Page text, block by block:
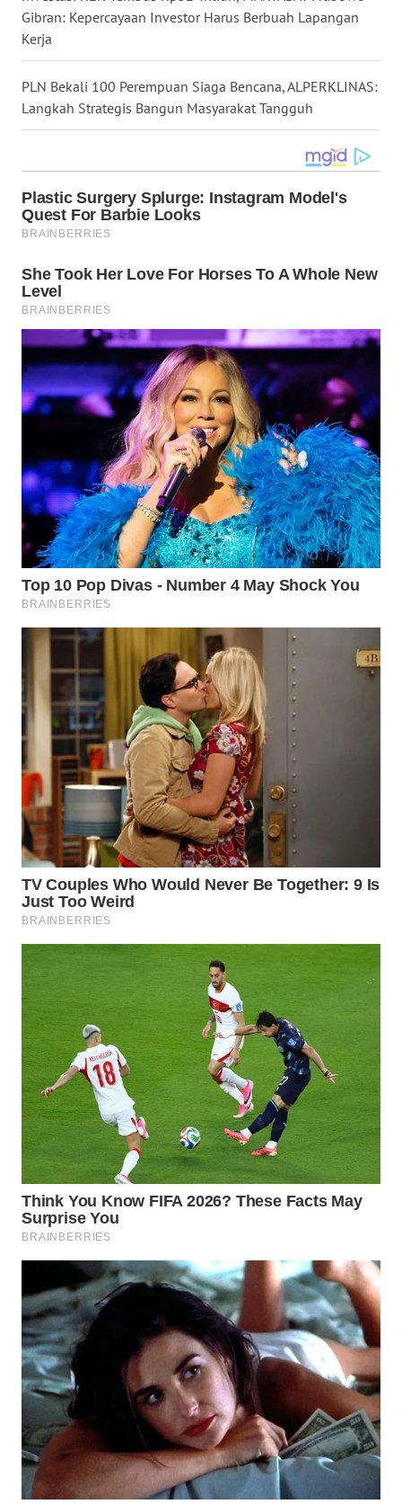
Gibran: Kepercayaan Investor Harus Berbuah Lapangan
Kerja
PLN Bekali 100 Perempuan Siaga Bencana, ALPERKLINAS:
Langkah Strategis Bangun Masyarakat Tangguh
WN
NUSANTARA
WN
JOGJA
JATIM
WN
BALI
WN
KALBAR
KALTENG
WN
KALSEL
WN
KALTIM
SULSEL
WN
GORONTALO
WN
SULUT
WN
MALUKU
WN
MALUT
DAIRI
WN
DANAU
TOBA
WN
NIAS
WN
LANGKAT
WN
TAPANULI
SELATAN
WN
TANJUNG
LESUNG
KARO
WN
SIMALUNGUN